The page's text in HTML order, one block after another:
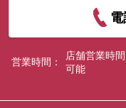
営業時間：
店舗営業時
可能